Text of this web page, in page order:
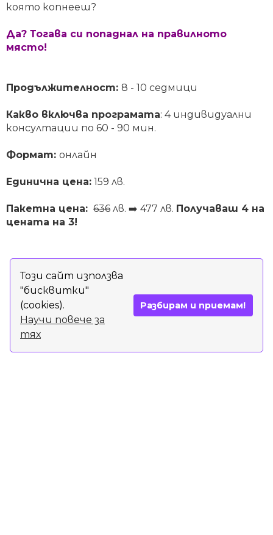
Този сайт използва
"бисквитки"
(cookies).
Научи повече за
тях
Разбирам и приемам!
която копнееш?
Да? Тогава си попаднал на правилното
място!
Продължителност: 8 - 10 седмици
Какво включва програмата: 4 индивидуални
консултации по 60 - 90 мин.
Формат: онлайн
Единична цена: 159 лв.
Пакетна цена: 636 лв. ➡️ 477 лв. Получаваш 4 на
цената на 3!
Запази час